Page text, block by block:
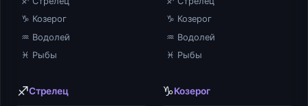
♑ Козерог
♒ Водолей
♓ Рыбы
♑ Козерог
♒ Водолей
♓ Рыбы
♐Стрелец ♑Козерог